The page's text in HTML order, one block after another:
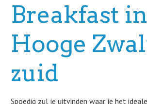
Breakfast in
Hooge
zuid
Spoedig zul je uitvinden waar je het